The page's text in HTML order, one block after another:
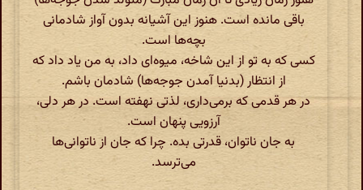
باقی مانده است. هنوز این آشیانه بدون آواز شادمانی
بچه‌ها است.
کسی که به تو از این شاخه، میوه‌ای داد، به من یاد داد که
از انتظار (بدنیا آمدن جوجه‌ها) شادمان باشم.
در هر قدمی که برمی‌داری، لذتی نهفته است. در هر دلی،
آرزویی پنهان است.
به جان ناتوان، قدرتی بده. چرا که جان از ناتوانی‌ها
می‌ترسد.